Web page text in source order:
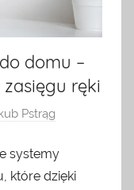
domu –
ręki
Pstrąg
systemy
które dzięki